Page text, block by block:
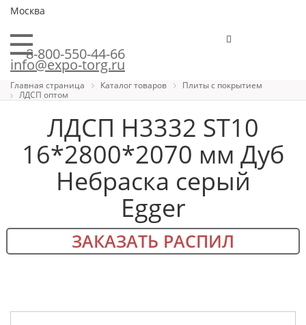
Москва
8-800-550-44-66
info@expo-torg.ru
Главная страница Каталог товаров
Плиты с покрытием
ЛДСП оптом
ЛДСП H3332 ST10
16*2800*2070 мм Дуб
Небраска серый
Egger
ЗАКАЗАТЬ РАСПИЛ